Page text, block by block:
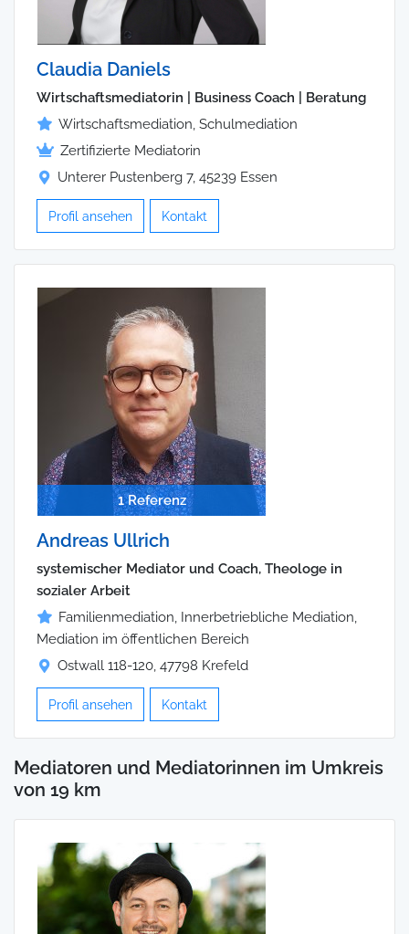
Claudia Daniels
Wirtschaftsmediatorin | Business Coach | Beratung
Wirtschaftsmediation, Schulmediation
Zertifizierte Mediatorin
Unterer Pustenberg 7, 45239 Essen
Profil ansehen Kontakt
1 Referenz
Andreas Ullrich
systemischer Mediator und Coach, Theologe in
sozialer Arbeit
Familienmediation, Innerbetriebliche Mediation,
Mediation im öffentlichen Bereich
Ostwall 118-120, 47798 Krefeld
Profil ansehen Kontakt
Mediatoren und Mediatorinnen im Umkreis
von 19 km